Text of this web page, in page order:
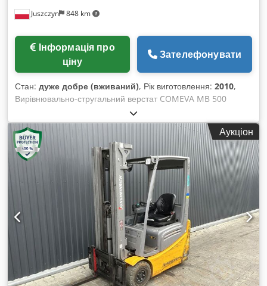
Juszczyn 848 km
ціну
Зателефонувати
Стан: дуже добре (вживаний), Рік виготовлення: 2010,
Вирівнювально-стругальний верстат COMEVA MB 500
Робоча ширина: 510 мм Чотири-ножовий вал Традиційні
ножі Cjdpfx Aeiwa Spocderf Довжина робочих столів: 2630
мм Нахильний упор під кутом 45° Потужність двигуна: 4 кВт
Роздільні гребінки для подачі Сертифікат CE
Аукціон